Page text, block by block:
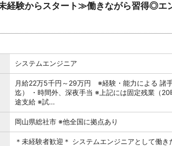
経験からスタート≫働きながら習得◎エ
システムエンジニア
月給22万5千円～29万円 ※経験・能力による 諸
迄） ・時間外、深夜手当 ※上記には固定残業（
途支給 ※試...
岡山県総社市 ※他全国に拠点あり
＊未経験者歓迎＊ システムエンジニアとして働